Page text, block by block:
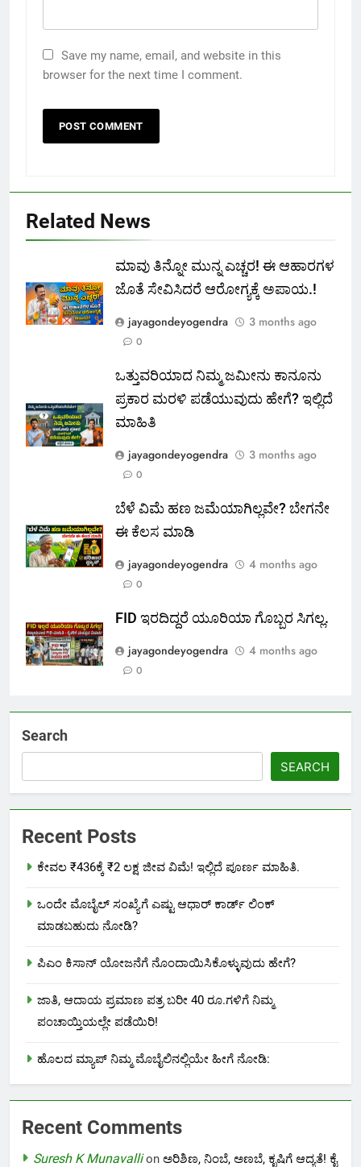
Save my name, email, and website in this
browser for the next time I comment.
Related News
ಮಾವು ತಿನ್ನೋ ಮುನ್ನ ಎಚ್ಚರ! ಈ ಆಹಾರಗಳ
ಜೊತೆ ಸೇವಿಸಿದರೆ ಆರೋಗ್ಯಕ್ಕೆ ಅಪಾಯ.!
jayagondeyogendra
3 months ago
0
ಒತ್ತುವರಿಯಾದ ನಿಮ್ಮ ಜಮೀನು ಕಾನೂನು
ಪ್ರಕಾರ ಮರಳಿ ಪಡೆಯುವುದು ಹೇಗೆ? ಇಲ್ಲಿದೆ
ಮಾಹಿತಿ
jayagondeyogendra
3 months ago
0
ಬೆಳೆ ವಿಮೆ ಹಣ ಜಮೆಯಾಗಿಲ್ಲವೇ? ಬೇಗನೇ
ಈ ಕೆಲಸ ಮಾಡಿ
jayagondeyogendra
4 months ago
0
FID ಇರದಿದ್ದರೆ ಯೂರಿಯಾ ಗೊಬ್ಬರ ಸಿಗಲ್ಲ.
jayagondeyogendra
4 months ago
0
Search
SEARCH
Recent Posts
ಕೇವಲ ₹436ಕ್ಕೆ ₹2 ಲಕ್ಷ ಜೀವ ವಿಮೆ! ಇಲ್ಲಿದೆ ಪೂರ್ಣ ಮಾಹಿತಿ.
ಒಂದೇ ಮೊಬೈಲ್ ಸಂಖ್ಯೆಗೆ ಎಷ್ಟು ಆಧಾರ್ ಕಾರ್ಡ್ ಲಿಂಕ್
ಮಾಡಬಹುದು ನೋಡಿ?
ಪಿಎಂ ಕಿಸಾನ್ ಯೋಜನೆಗೆ ನೊಂದಾಯಿಸಿಕೊಳ್ಳುವುದು ಹೇಗೆ?
ಜಾತಿ, ಆದಾಯ ಪ್ರಮಾಣ ಪತ್ರ ಬರೀ 40 ರೂ.ಗಳಿಗೆ ನಿಮ್ಮ
ಪಂಚಾಯ್ತಿಯಲ್ಲೇ ಪಡೆಯಿರಿ!
ಹೊಲದ ಮ್ಯಾಪ್ ನಿಮ್ಮ ಮೊಬೈಲಿನಲ್ಲಿಯೇ ಹೀಗೆ ನೋಡಿ:
Recent Comments
Suresh K Munavallion ಅರಿಶಿಣ, ನಿಂಬೆ, ಅಣಬೆ, ಕೃಷಿಗೆ ಆದ್ಯತೆ! ಕೈ